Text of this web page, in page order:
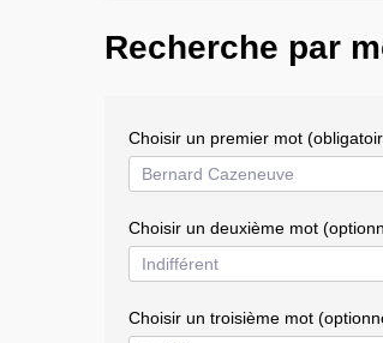
Recherche par
Choisir un premier mot
Choisir un deuxième mot
Choisir un troisième mot